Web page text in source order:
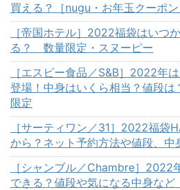
買える？［nugu・お年玉クーポン
［帝国ホテル］2022福袋はいつ
る？ 数量限定・スヌーピー
［エスビー食品／S&B］2022年
登場！中身はいくら相当？値段
限定
［サーティワン／31］2022福袋
から？ネット予約方法や値段、中
［シャンブル／Chambre］2022
できる？値段や気になる中身など